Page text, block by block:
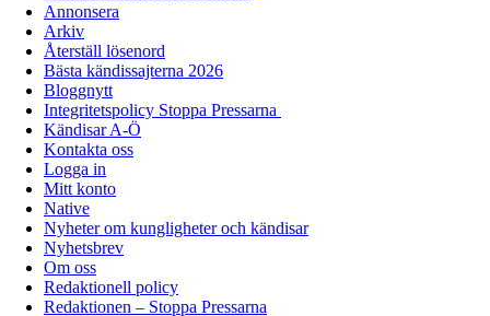
Annonsera
Arkiv
Återställ lösenord
Bästa kändissajterna 2026
Bloggnytt
Integritetspolicy Stoppa Pressarna
Kändisar A-Ö
Kontakta oss
Logga in
Mitt konto
Native
Nyheter om kungligheter och kändisar
Nyhetsbrev
Om oss
Redaktionell policy
Redaktionen – Stoppa Pressarna